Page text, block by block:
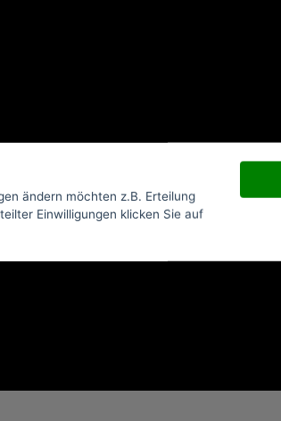
ändern möchten z.B. Erteilung
Einwilligungen klicken Sie auf